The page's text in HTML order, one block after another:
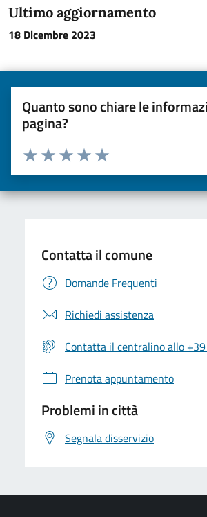
Ultimo aggiornamento
18 Dicembre 2023
Quanto sono chiare le
pagina?
Valuta da 1 a 5 stelle la pagina
Valuta 5 stelle su 5
Valuta 4 stelle su 5
Valuta 3 stelle su 5
Valuta 2 stelle su 5
Valuta una stella su 5
Contatta il comune
Domande Frequenti
Richiedi assistenza
Contatta il centralino allo
Prenota appuntamento
Problemi in città
Segnala disservizio